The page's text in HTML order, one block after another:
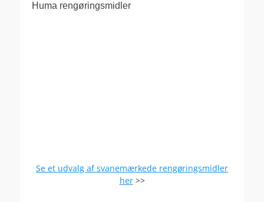
Huma rengøringsmidler
Se et udvalg af svanemærkede rengøringsmidler
her>>